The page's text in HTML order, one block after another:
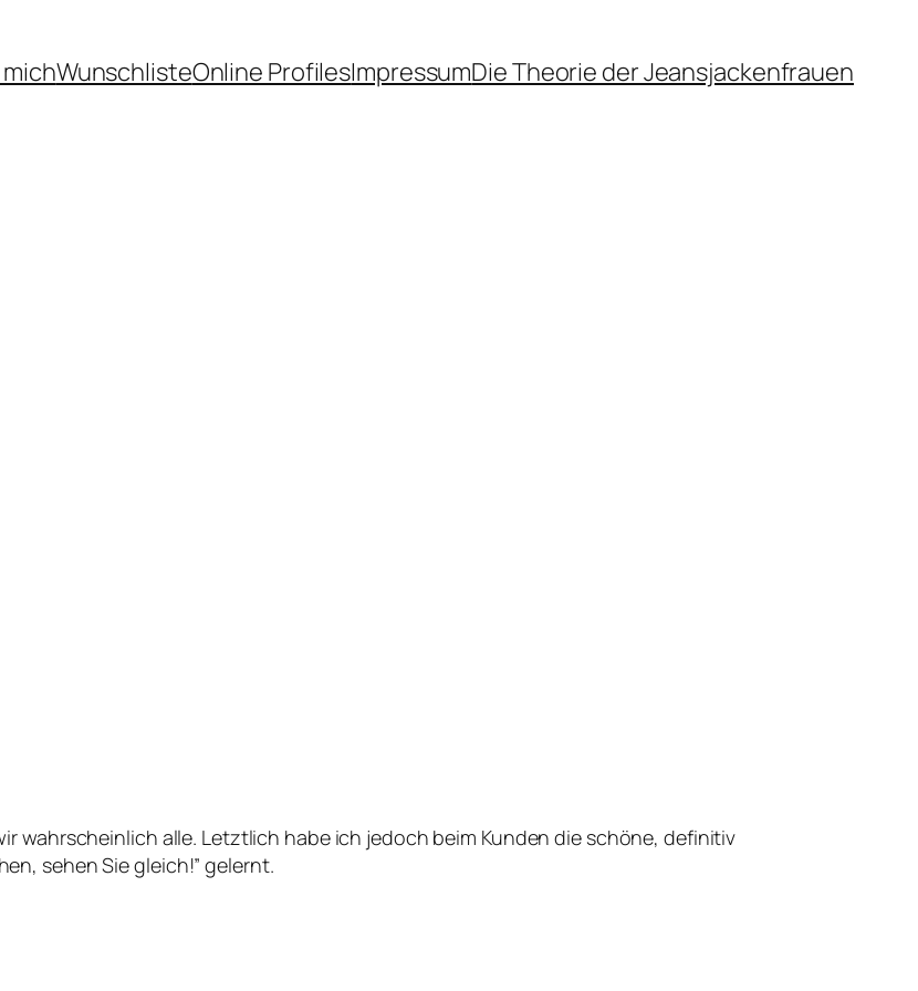
WunschlisteOnline ProfilesImpressumDie Theorie der Jeansjackenfrauen
wahrscheinlich alle. Letztlich habe ich jedoch beim Kunden die schöne, definitiv
sehen Sie gleich!” gelernt.